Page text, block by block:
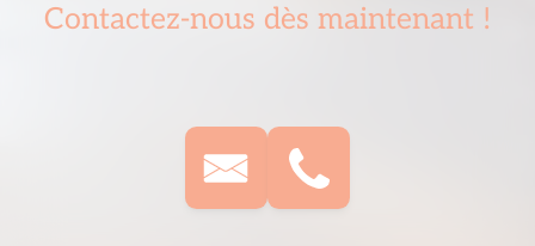
Contactez-nous dès maintenant !